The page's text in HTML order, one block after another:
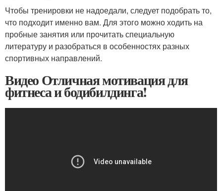
Чтобы тренировки не надоедали, следует подобрать то,
что подходит именно вам. Для этого можно ходить на
пробные занятия или прочитать специальную
литературу и разобраться в особенностях разных
спортивных направлений.
Видео Отличная мотивация для
фитнеса и бодибилдинга!